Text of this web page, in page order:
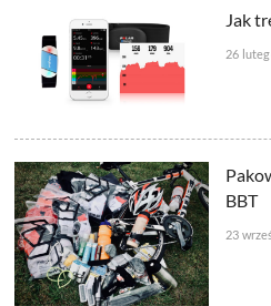
Jak
26
BBT
23